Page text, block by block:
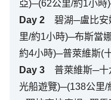
亞)─(62公里/約1小
Day 2
碧湖─盧比
里/約1小時)─布斯當
約4小時)─普萊維斯(
Day 3
普萊維斯─十
光船遊覽)─(138公里